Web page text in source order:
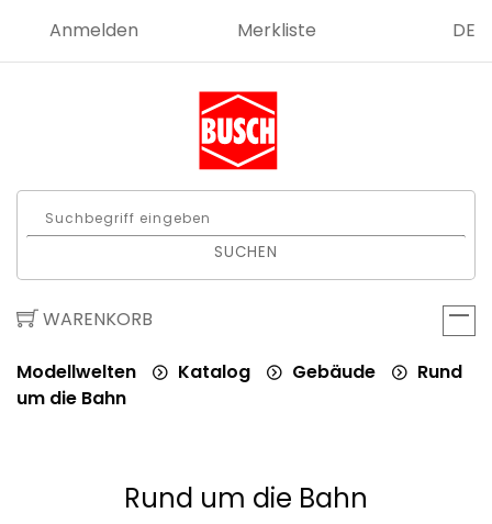
Anmelden Merkliste DE
SUCHEN
WARENKORB
Modellwelten Katalog Gebäude
Rund
um die Bahn
Rund um die Bahn